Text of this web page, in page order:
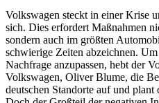
Volkswagen steckt in einer Krise
sich. Dies erfordert Maßnahmen
sondern auch im größten
schwierige Zeiten abzeichnen.
Nachfrage anzupassen, hebt der
Volkswagen, Oliver Blume, die
deutschen Standorte auf und